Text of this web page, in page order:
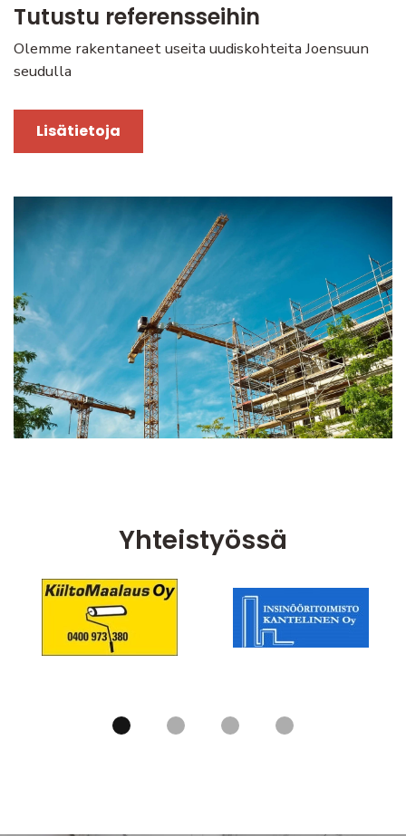
Tutustu referensseihin
Olemme rakentaneet useita uudiskohteita Joensuun
seudulla
Lisätietoja
Yhteistyössä